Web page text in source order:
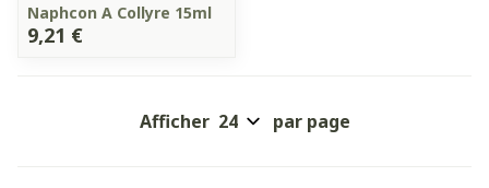
Naphcon A Collyre 15ml
9,21 €
Afficher par page